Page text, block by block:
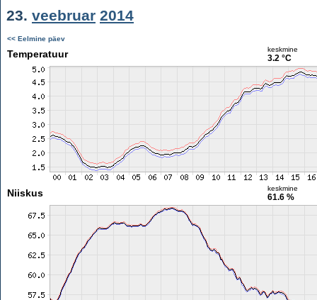
23. veebruar 2014
<< Eelmine päev
Temperatuur keskmine
3.2 °C
Niiskus keskmine
61.6 %